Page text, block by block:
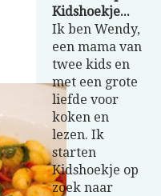
Kidshoekje...
Ik ben Wendy,
een mama van
twee kids en
met een grote
liefde voor
koken en
lezen. Ik
starten
Kidshoekje op
zoek naar